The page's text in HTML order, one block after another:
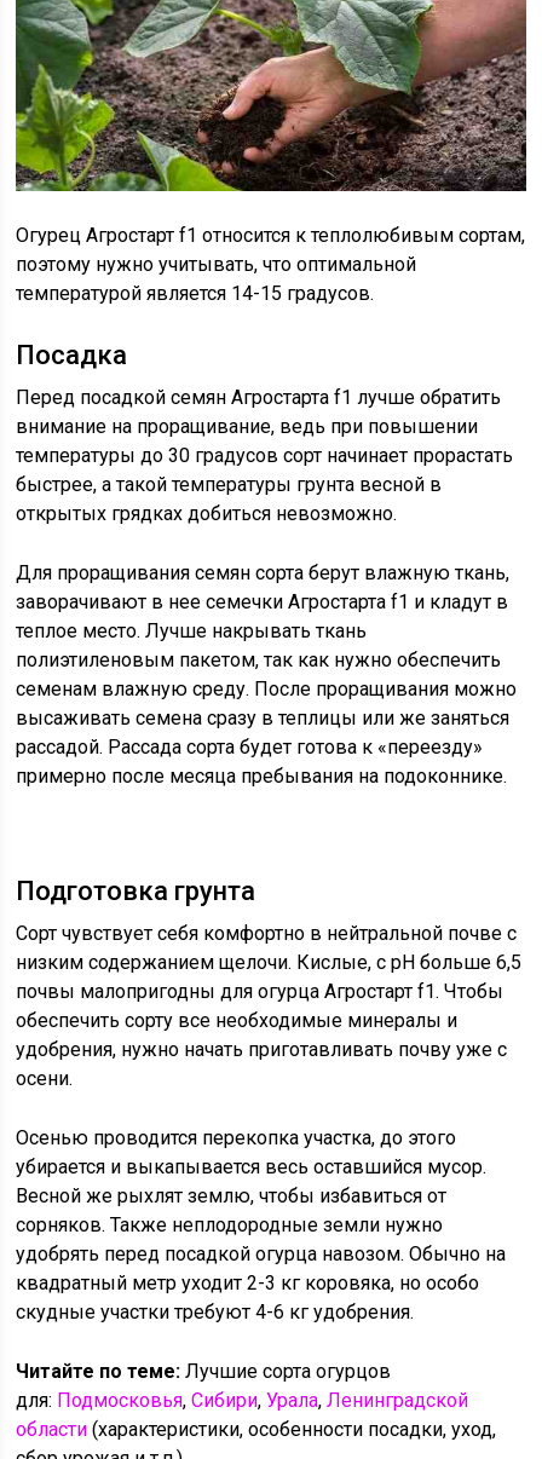
Огурец Агростарт f1 относится к теплолюбивым сортам,
поэтому нужно учитывать, что оптимальной
температурой является 14-15 градусов.
Посадка
Перед посадкой семян Агростарта f1 лучше обратить
внимание на проращивание, ведь при повышении
температуры до 30 градусов сорт начинает прорастать
быстрее, а такой температуры грунта весной в
открытых грядках добиться невозможно.
Для проращивания семян сорта берут влажную ткань,
заворачивают в нее семечки Агростарта f1 и кладут в
теплое место. Лучше накрывать ткань
полиэтиленовым пакетом, так как нужно обеспечить
семенам влажную среду. После проращивания можно
высаживать семена сразу в теплицы или же заняться
рассадой. Рассада сорта будет готова к «переезду»
примерно после месяца пребывания на подоконнике.
Подготовка грунта
Сорт чувствует себя комфортно в нейтральной почве с
низким содержанием щелочи. Кислые, с рН больше 6,5
почвы малопригодны для огурца Агростарт f1. Чтобы
обеспечить сорту все необходимые минералы и
удобрения, нужно начать приготавливать почву уже с
осени.
Осенью проводится перекопка участка, до этого
убирается и выкапывается весь оставшийся мусор.
Весной же рыхлят землю, чтобы избавиться от
сорняков. Также неплодородные земли нужно
удобрять перед посадкой огурца навозом. Обычно на
квадратный метр уходит 2-3 кг коровяка, но особо
скудные участки требуют 4-6 кг удобрения.
Читайте по теме:Лучшие сорта огурцов
для: Подмосковья,Сибири,Урала,Ленинградской
области (характеристики, особенности посадки, уход,